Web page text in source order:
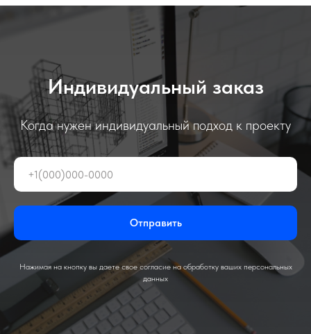
Индивидуальный заказ
Когда нужен индивидуальный подход к проекту
Отправить
Нажимая на кнопку вы даете свое согласие на обработку ваших персональных
данных